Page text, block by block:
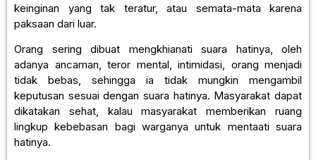
keinginan yang tak teratur, atau semata-mata karena
paksaan dari luar.
Orang sering dibuat mengkhianati suara hatinya, oleh
adanya ancaman, teror mental, intimidasi, orang menjadi
tidak bebas, sehingga ia tidak mungkin mengambil
keputusan sesuai dengan suara hatinya. Masyarakat dapat
dikatakan sehat, kalau masyarakat memberikan ruang
lingkup kebebasan bagi warganya untuk mentaati suara
hatinya.